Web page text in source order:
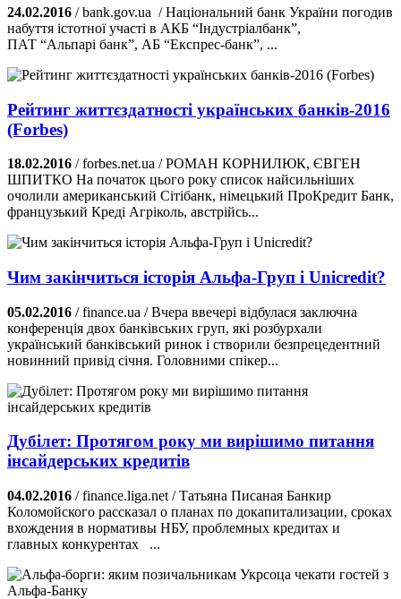
24.02.2016 / bank.gov.ua / Національний банк України погодив
набуття істотної участі в АКБ “Індустріалбанк”,
ПАТ “Альпарі банк”, АБ “Експрес-банк”, ...
Рейтинг життєздатності українських банків-2016
(Forbes)
18.02.2016 / forbes.net.ua / РОМАН КОРНИЛЮК, ЄВГЕН
ШПИТКО На початок цього року список найсильніших
очолили американський Сітібанк, німецький ПроКредит Банк,
французький Креді Агріколь, австрійсь...
Чим закінчиться історія Альфа-Груп і Unicredit?
05.02.2016 / finance.ua / Вчера ввечері відбулася заключна
конференція двох банківських груп, які розбурхали
український банківський ринок і створили безпрецедентний
новинний привід січня. Головними спікер...
Дубілет: Протягом року ми вирішимо питання
інсайдерських кредитів
04.02.2016 / finance.liga.net / Татьяна Писаная Банкир
Коломойского рассказал о планах по докапитализации, сроках
вхождения в нормативы НБУ, проблемных кредитах и
главных конкурентах ...